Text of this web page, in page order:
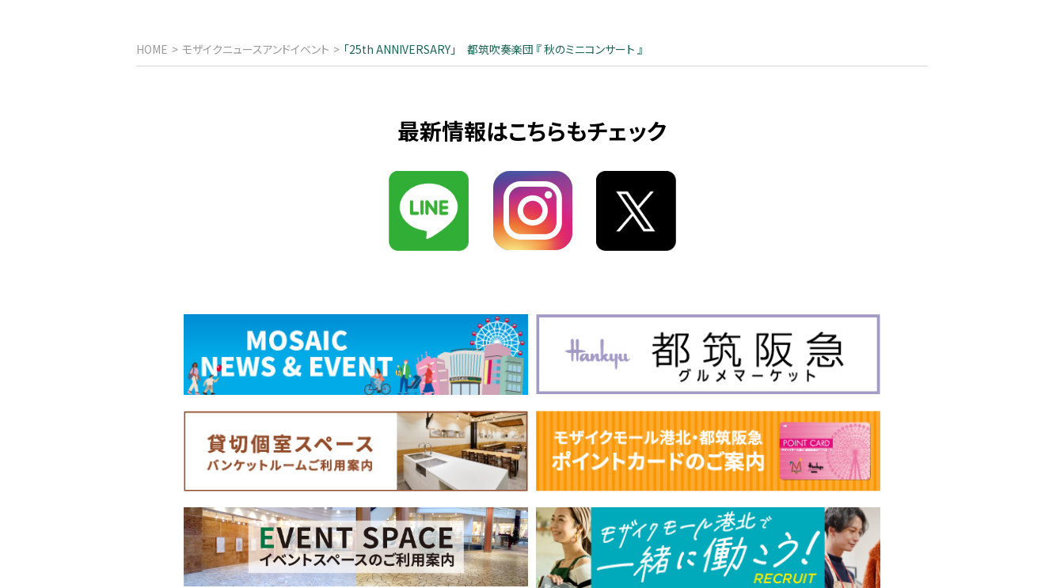
HOME モザイクニュースアンドイベント 「25th ANNIVERSARY」 都筑吹奏楽団 『 秋のミニコンサート 』
最新情報はこちらもチェック